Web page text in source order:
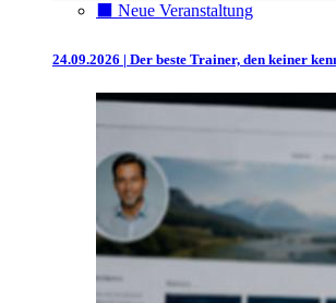
⬛️ Neue Veranstaltung
24.09.2026 | Der beste Trainer, den keiner